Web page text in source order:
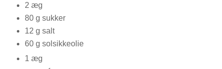
2 æg
80 g sukker
12 g salt
60 g solsikkeolie
1 æg